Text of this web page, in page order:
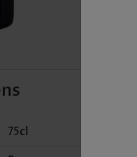
75cl